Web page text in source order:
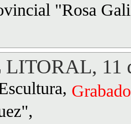
"Rosa
LITORAL, 11